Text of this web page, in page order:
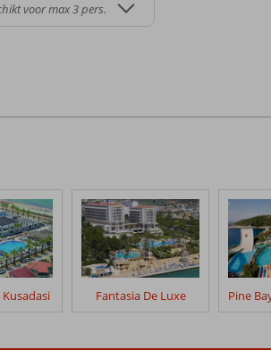
voor max 3 pers.
Fantasia De Luxe